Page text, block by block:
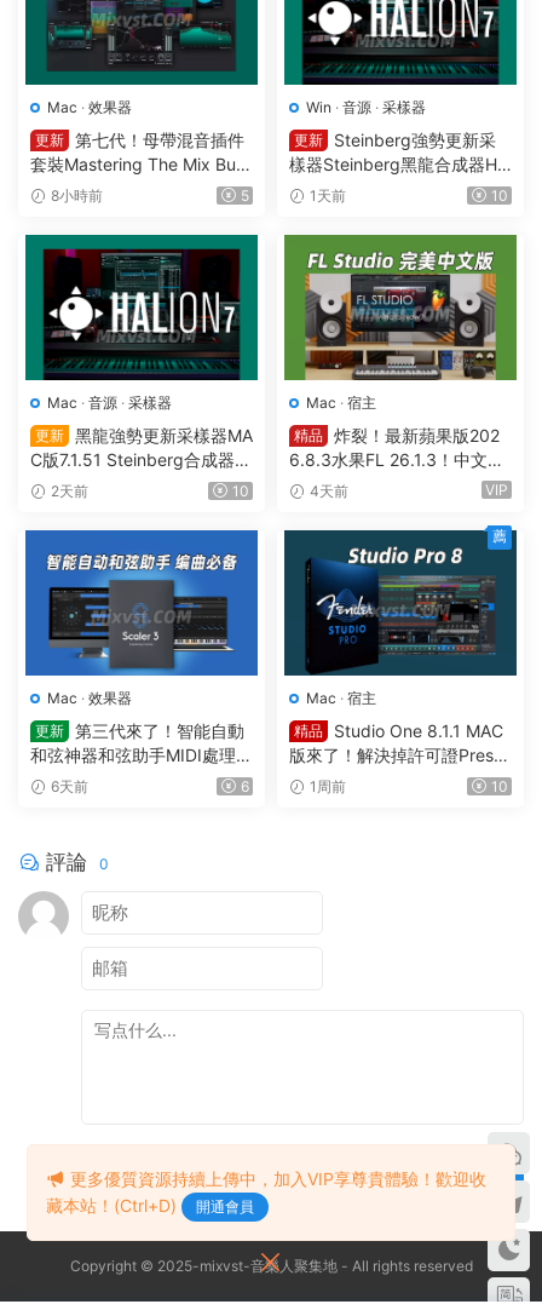
Mac · 效果器
更新 第七代！母帶混音插件
套裝Mastering The Mix Bun
dle v2026.08.03 U2B MAC-
8小時前 5
Win · 音源 · 采樣器
更新
Steinberg強勢更新采
樣器Steinberg黑龍合成器HA
Lion v7.5.0 WIN
1天前 10
Mac · 音源 · 采樣器
更新 黑龍強勢更新采樣器MA
C版7.1.51 Steinberg合成器St
einberg HALion v7.1.51 MAC
2天前 10
Mac · 宿主
精品 炸裂！最新蘋果版202
6.8.3水果FL 26.1.3！中文編
曲軟件Image Line-FL Studio
36 (All Plugins Edition) GUIS
EPPE MAC
4天前 VIP
Mac · 效果器
更新 第三代來了！智能自動
和弦神器和弦助手MIDI處理Pl
ugin Boutique – Scaler 3 v3.
6天前 6
Mac · 宿主
精品
Studio One 8.1.1 MAC
版來了！解決掉許可證Preso
nus Studio One Pro 8 v8.1.1
1周前 10
薦
評論 0
提交
Copyright © 2025-mixvst-音樂人聚集地 - All rights reserved
更多優質資源持續上傳中，加入VIP享尊貴體驗！歡迎收
藏本站！(Ctrl+D)
開通會員